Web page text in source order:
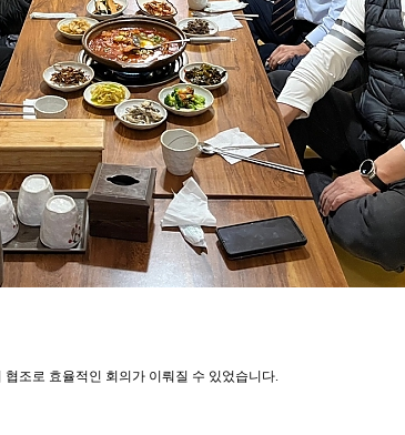
협조로 효율적인 회의가 이뤄질 수 있었습니다.